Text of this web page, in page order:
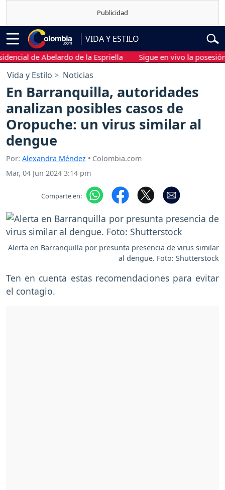
VIDA Y ESTILO
de Abelardo de la Espriella Sigue en vivo la posesión
Vida y Estilo Noticias
En Barranquilla, autoridades
analizan posibles casos de
Oropuche: un virus similar al
dengue
Por: Alexandra Méndez • Colombia.com
Mar, 04 Jun 2024 3:14 pm
Comparte en:
Alerta en Barranquilla por presunta presencia de virus similar
al dengue. Foto: Shutterstock
Ten en cuenta estas recomendaciones para evitar
el contagio.